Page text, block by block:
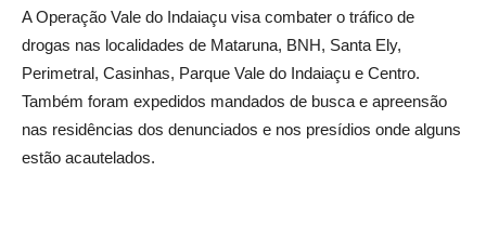
A Operação Vale do Indaiaçu visa combater o tráfico de
drogas nas localidades de Mataruna, BNH, Santa Ely,
Perimetral, Casinhas, Parque Vale do Indaiaçu e Centro.
Também foram expedidos mandados de busca e apreensão
nas residências dos denunciados e nos presídios onde alguns
estão acautelados.